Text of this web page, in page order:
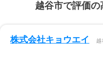
越谷市で評価
株式会社キョウエイ 越